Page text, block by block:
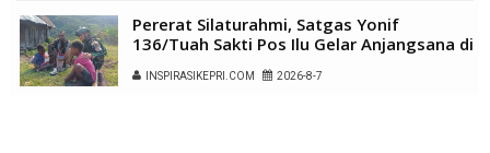
Pererat Silaturahmi, Satgas Yonif
136/Tuah Sakti Pos Ilu Gelar Anjangsana di
Kampung Alukme
INSPIRASIKEPRI.COM 2026-8-7